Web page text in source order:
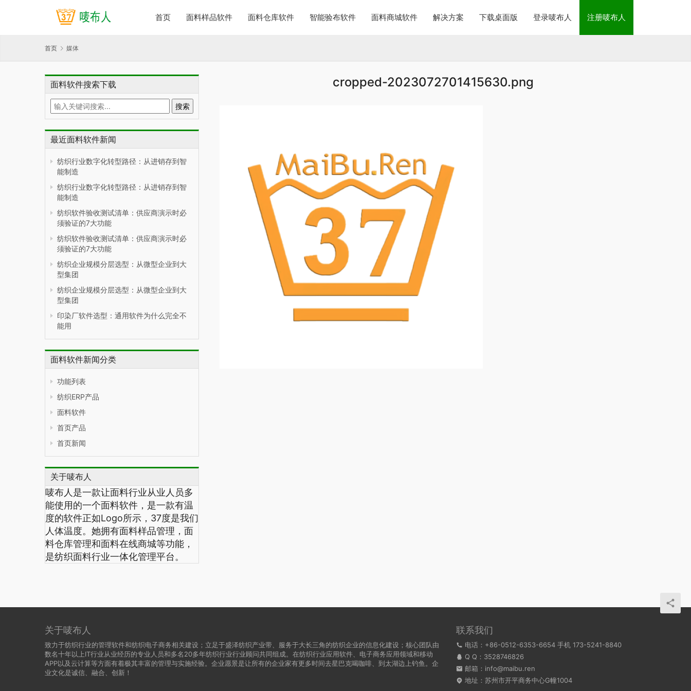
首页 面料样品软件 面料仓库软件 智能验布软件 面料商城软件 解决方案 下载桌面版 登录唛布人 注册唛布人
首页 媒体
面料软件搜索下载
最近面料软件新闻
纺织行业数字化转型路径：从进销存到智
能制造
纺织行业数字化转型路径：从进销存到智
能制造
纺织软件验收测试清单：供应商演示时必
须验证的7大功能
纺织软件验收测试清单：供应商演示时必
须验证的7大功能
纺织企业规模分层选型：从微型企业到大
型集团
纺织企业规模分层选型：从微型企业到大
型集团
印染厂软件选型：通用软件为什么完全不
能用
面料软件新闻分类
功能列表
纺织ERP产品
面料软件
首页产品
首页新闻
关于唛布人
唛布人是一款让面料行业从业人员多
能使用的一个面料软件，是一款有温
度的软件正如Logo所示， 37度是我们
人体温度。她拥有面料样品管理，面
料仓库管理和面料在线商城等功能，
是纺织面料行业一体化管理平台。
cropped-2023072701415630.png
关于唛布人
致力于纺织行业的管理软件和纺织电子商务相关建设；立足于盛泽纺织产业带、服务于大长三角的纺织企业的信息化建设；核心团队由
数名十年以上IT行业从业经历的专业人员和多名20多年纺织行业行业顾问共同组成。在纺织行业应用软件、电子商务应用领域和移动
APP以及云计算等方面有着极其丰富的管理与实施经验。企业愿景是让所有的企业家有更多时间去星巴克喝咖啡、到太湖边上钓鱼。企
业文化是诚信、融合、创新！
联系我们
电话：+86-0512-6353-6654 手机 173-5241-8840
Q Q： 3528746826
邮箱：info@maibu.ren
地址：苏州市开平商务中心G幢1004